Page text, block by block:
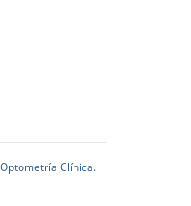
Clínica.